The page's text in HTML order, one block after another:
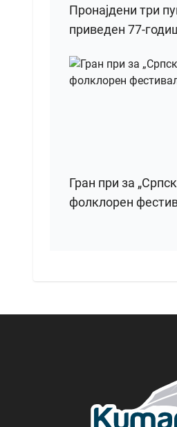
Пронајдени три
приведен 77-
Гран при за
фолклорен